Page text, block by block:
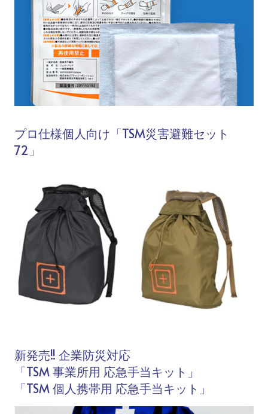
プロ仕様個人向け「TSM災害避難セット
72」
新発売!! 企業防災対応
「TSM 事業所用 応急手当キット」
「TSM 個人携帯用 応急手当キット」